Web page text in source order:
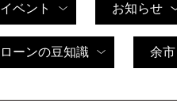
イベント お知らせ
ローンの豆知識 余市